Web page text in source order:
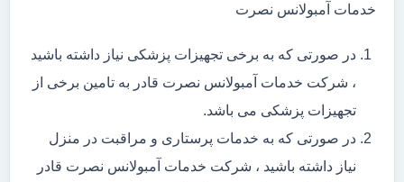
خدمات آمبولانس نصرت
در صورتی که به برخی تجهیزات پزشکی نیاز داشته باشید
، شرکت خدمات آمبولانس نصرت قادر به تامین برخی از
تجهیزات پزشکی می باشد.
در صورتی که به خدمات پرستاری و مراقبت در منزل
نیاز داشته باشید ، شرکت خدمات آمبولانس نصرت قادر